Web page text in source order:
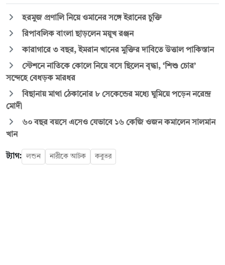
হরমুজ প্রণালি নিয়ে ওমানের সঙ্গে ইরানের চুক্তি
রিপাবলিক বাংলা ছাড়লেন ময়ূখ রঞ্জন
কারাগারে ৩ বছর, ইমরান খানের মুক্তির দাবিতে উত্তাল পাকিস্তান
স্টেশনে নাতিকে কোলে নিয়ে বসে ছিলেন বৃদ্ধা, ‘শিশু চোর’
সন্দেহে বেধড়ক মারধর
বিছানায় মাথা ঠেকানোর ৮ সেকেন্ডের মধ্যে ঘুমিয়ে পড়েন নরেন্দ্র
মোদী
৬০ বছর বয়সে এসেও যেভাবে ১৬ কেজি ওজন কমালেন সালমান
খান
ট্যাগ: লন্ডন নারীকে আটক কবুতর